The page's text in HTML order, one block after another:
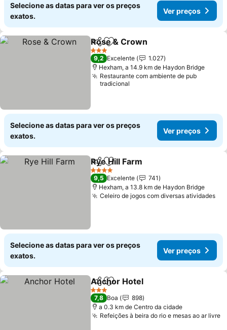
Selecione as datas para ver os preços
exatos.
Ver preços
PartilharAdicionar aos favoritos
Rose & Crown
3 Estrelas
9,2 Excelente
1.027
Hexham, a 14.9 km de Haydon Bridge
Restaurante com ambiente de pub
tradicional
Selecione as datas para ver os preços
exatos.
Ver preços
PartilharAdicionar aos favoritos
Rye Hill Farm
4 Estrelas
9,5 Excelente
741
Hexham, a 13.8 km de Haydon Bridge
Celeiro de jogos com diversas atividades
Selecione as datas para ver os preços
exatos.
Ver preços
PartilharAdicionar aos favoritos
Anchor Hotel
3 Estrelas
7,8 Boa
898
a 0.3 km de Centro da cidade
Refeições à beira do rio e mesas ao ar livre